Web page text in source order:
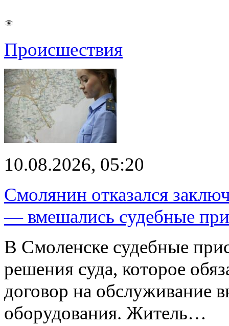
Происшествия
10.08.2026, 05:20
Смолянин отказался
— вмешались судебные
В Смоленске судебные
решения суда, которое
договор на обслуживание
оборудования. Житель…